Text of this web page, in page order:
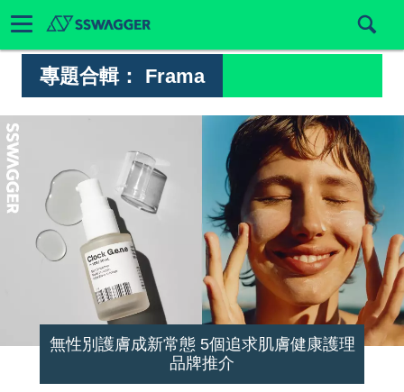
專題合輯： Frama
無性別護膚成新常態 5個追求肌膚健康護理
品牌推介